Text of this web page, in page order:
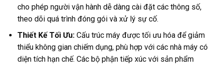
cho phép người vận hành dễ dàng cài đặt các thông số,
theo dõi quá trình đóng gói và xử lý sự cố.
Thiết Kế Tối Ưu:Cấu trúc máy được tối ưu hóa để giảm
thiểu không gian chiếm dụng, phù hợp với các nhà máy có
diện tích hạn chế. Các bộ phận tiếp xúc với sản phẩm